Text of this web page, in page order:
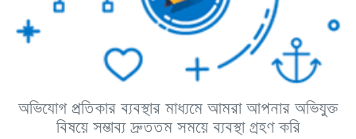
অভিযোগ প্রতিকার ব্যবস্থার মাধ্যমে আমরা আপনার অভিযুক্ত
বিষয়ে সম্ভাব্য দ্রুততম সময়ে ব্যবস্থা গ্রহণ করি